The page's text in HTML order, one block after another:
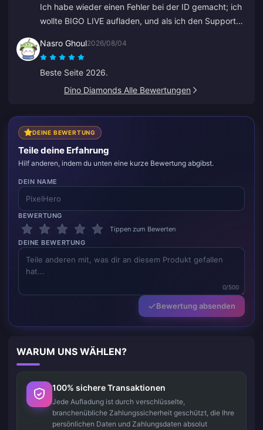
Ich habe wieder einen Fehler bei der ID gemacht; ich
wollte BIGO LIVE aufladen, und als ich den Support
ein respektvolles und nettes Team. Danke dieses Mal
an ZY.
Nasro Ghoul2026/08/04
Beste Seite 2026.
Dino Diamonds Alle Bewertungen
DEINE BEWERTUNG
Teile deine Erfahrung
Hilf anderen, indem du unten eine kurze Bewertung abgibst.
DEIN NAME
BEWERTUNG
Tippen zum Bewerten
DEINE BEWERTUNG
0/500
Bewertung absenden
WARUM UNS WÄHLEN?
100% sichere Transaktionen
Jede Aufladung ist durch verschlüsselte,
branchenübliche Zahlungssicherheit geschützt, die Ihre
persönlichen Daten und Zahlungsdaten absolut